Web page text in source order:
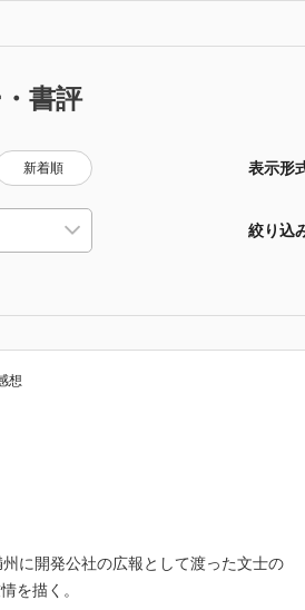
書評
新着順 表示形
絞り込
想
に開発公社の広報として渡った文士の
を描く。